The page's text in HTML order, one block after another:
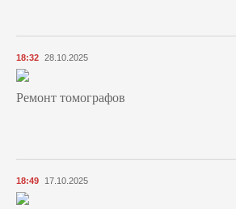
18:32 28.10.2025
Ремонт томографов
18:49 17.10.2025